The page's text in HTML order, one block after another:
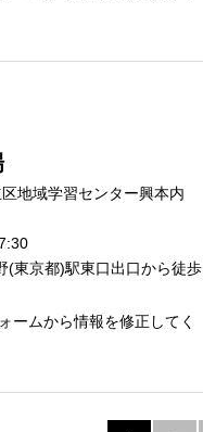
地域学習センター興本内
(東京都)駅東口出口から徒歩
ームから情報を修正してく